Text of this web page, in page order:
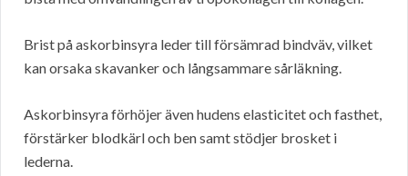
Brist på askorbinsyra leder till försämrad bindväv, vilket
kan orsaka skavanker och långsammare sårläkning.
Askorbinsyra förhöjer även hudens elasticitet och fasthet,
förstärker blodkärl och ben samt stödjer brosket i
lederna.